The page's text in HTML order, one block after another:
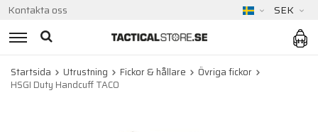
Kontakta oss SEK
Startsida Utrustning Fickor & hållare
Övriga fickor
HSGI Duty Handcuff TACO